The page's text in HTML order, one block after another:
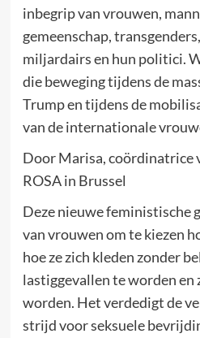
inbegrip van vrouwen,
gemeenschap,
miljardairs en hun politici.
die beweging tijdens de
Trump en tijdens de
van de internationale
Door Marisa, coördinatrice
ROSA in Brussel
Deze nieuwe feministische
van vrouwen om te kiezen
hoe ze zich kleden zonder
lastiggevallen te worden
worden. Het verdedigt de
strijd voor seksuele